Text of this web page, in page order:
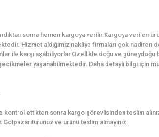
sonra hemen kargoya verilir.Kargoya verilen
Hizmet aldığımız nakliye firmaları çok nadiren
ile karşılaşabiliyorlar.Özellikle doğu ve
yaşanabilmektedir. Daha detaylı bilgi için
kontrol ettikten sonra kargo görevlisinden teslim
ve ürünü teslim almayınız.